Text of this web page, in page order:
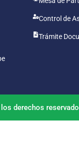
Control de
Trámite
derechos